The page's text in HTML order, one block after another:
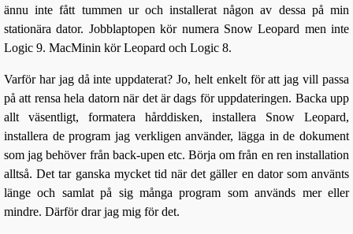
ännu inte fått tummen ur och installerat någon av dessa på min
stationära dator. Jobblaptopen kör numera Snow Leopard men inte
Logic 9. MacMinin kör Leopard och Logic 8.
Varför har jag då inte uppdaterat? Jo, helt enkelt för att jag vill passa
på att rensa hela datorn när det är dags för uppdateringen. Backa upp
allt väsentligt, formatera hårddisken, installera Snow Leopard,
installera de program jag verkligen använder, lägga in de dokument
som jag behöver från back-upen etc. Börja om från en ren installation
alltså. Det tar ganska mycket tid när det gäller en dator som använts
länge och samlat på sig många program som används mer eller
mindre. Därför drar jag mig för det.